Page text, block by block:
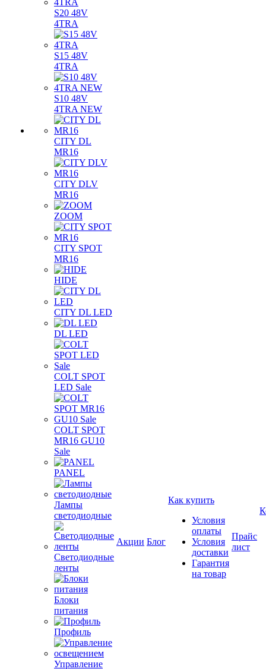
S20 48V
4TRA
S15 48V
4TRA
S10 48V
4TRA NEW
CITY DL
MR16
CITY DLV
MR16
ZOOM
CITY SPOT
MR16
HIDE
CITY DL LED
DL LED
COLT SPOT
LED Sale
COLT SPOT
MR16 GU10
Sale
PANEL
Лампы
светодиодные
Светодиодные
ленты
Блоки
питания
Профиль
Управление
Акции Блог
Как купить
Условия
оплаты
Условия
доставки
Гарантия
на товар
Прайс
лист